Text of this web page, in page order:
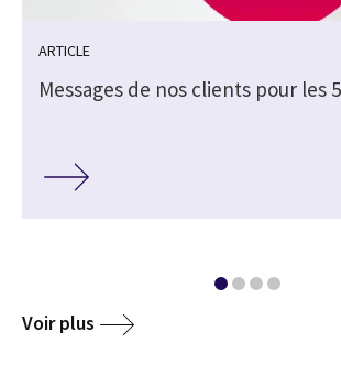
ARTICLE
Messages de nos clients pour les
Voir plus